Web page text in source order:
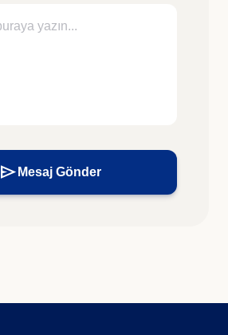
send Mesaj Gönder